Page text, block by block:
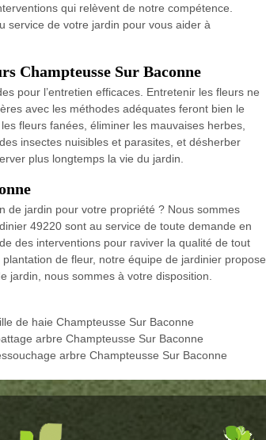
qui relèvent de notre compétence.
service de votre jardin pour vous aider à
Champteusse Sur Baconne
pour l’entretien efficaces. Entretenir les fleurs ne
avec les méthodes adéquates feront bien le
fleurs fanées, éliminer les mauvaises herbes,
insectes nuisibles et parasites, et désherber
plus longtemps la vie du jardin.
de jardin pour votre propriété ? Nous sommes
49220 sont au service de toute demande en
des interventions pour raviver la qualité de tout
de fleur, notre équipe de jardinier propose
jardin, nous sommes à votre disposition.
de haie Champteusse Sur Baconne
arbre Champteusse Sur Baconne
arbre Champteusse Sur Baconne